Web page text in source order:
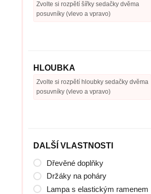
Zvolte si rozpětí šířky sedačky dvěma
posuvníky (vlevo a vpravo)
HLOUBKA
Zvolte si rozpětí hloubky sedačky dvěma
posuvníky (vlevo a vpravo)
DALŠÍ VLASTNOSTI
Dřevěné doplňky
Držáky na poháry
Lampa s elastickým ramenem